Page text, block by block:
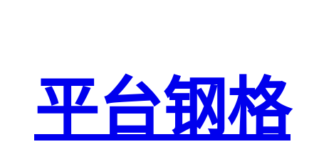
平台钢格